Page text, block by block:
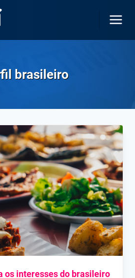
brasileiro
os interesses do brasileiro